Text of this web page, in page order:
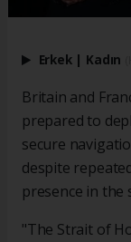
Erkek | Kadın
Britain and
prepared to
secure
despite
presence in the
"The Strait of